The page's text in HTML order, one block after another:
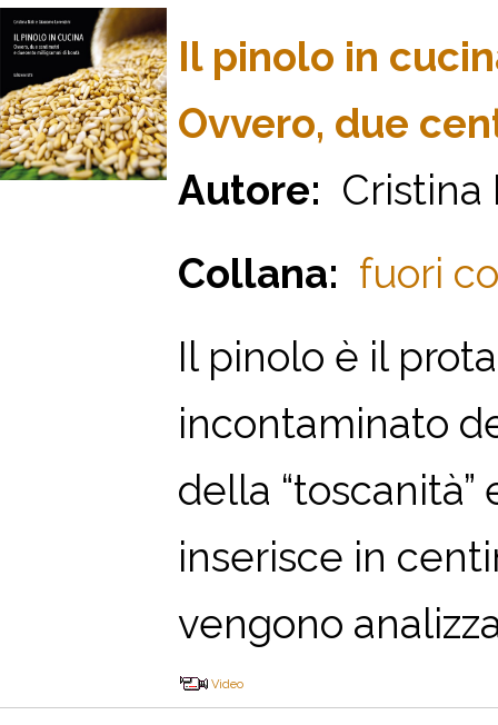
Il pinolo in
Ovvero, due
Autore: Cristina
Collana: fuori
Il pinolo è il
incontaminato
della
inserisce in
vengono
Video